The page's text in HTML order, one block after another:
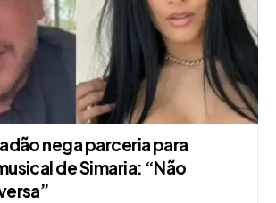
nega parceria para
de Simaria: “Não